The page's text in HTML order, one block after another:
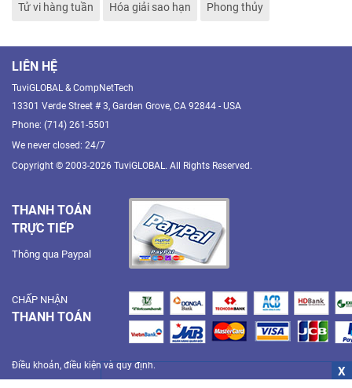
Tử vi hàng tuần Hóa giải sao hạn Phong thủy
LIÊN HỆ
TuviGLOBAL & CompNetTech
13301 Verde Street # 3, Garden Grove, CA 92844 - USA
Phone: (714) 261-5501
We never closed: 24/7
Copyright © 2003-2026 TuviGLOBAL. All Rights Reserved.
THANH TOÁN
TRỰC TIẾP
Thông qua Paypal
CHẤP NHẬN
THANH TOÁN
Điều khoản, điều kiện và quy định. X